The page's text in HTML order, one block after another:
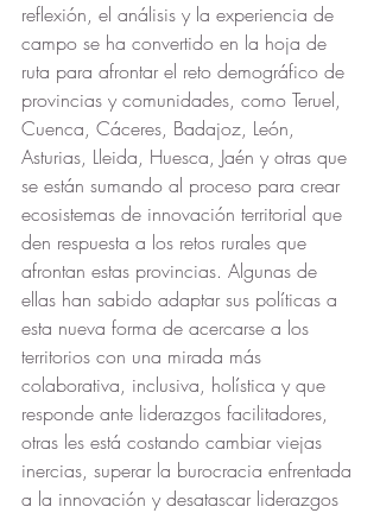
reflexión, el análisis y la experiencia de
campo se ha convertido en la hoja de
ruta para afrontar el reto demográfico de
provincias y comunidades, como Teruel,
Cuenca, Cáceres, Badajoz, León,
Asturias, Lleida, Huesca, Jaén y otras que
se están sumando al proceso para crear
ecosistemas de innovación territorial que
den respuesta a los retos rurales que
afrontan estas provincias. Algunas de
ellas han sabido adaptar sus políticas a
esta nueva forma de acercarse a los
territorios con una mirada más
colaborativa, inclusiva, holística y que
responde ante liderazgos facilitadores,
otras les está costando cambiar viejas
inercias, superar la burocracia enfrentada
a la innovación y desatascar liderazgos